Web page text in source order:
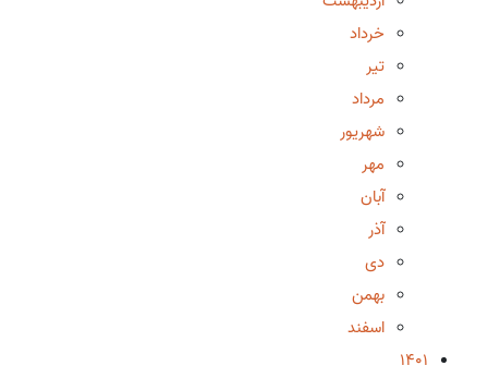
خرداد
تیر
مرداد
شهریور
مهر
آبان
آذر
دی
بهمن
اسفند
1401